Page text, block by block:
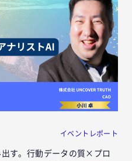
イベントレポート
す。行動データの質×プロ